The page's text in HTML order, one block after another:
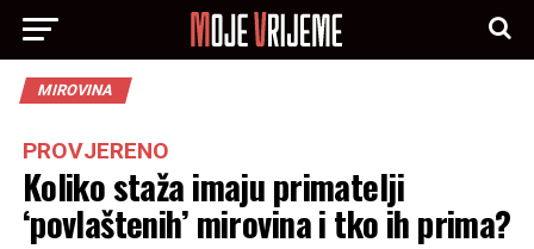
MIROVINA
PROVJERENO
Koliko staža imaju primatelji
‘povlaštenih’ mirovina i tko ih prima?